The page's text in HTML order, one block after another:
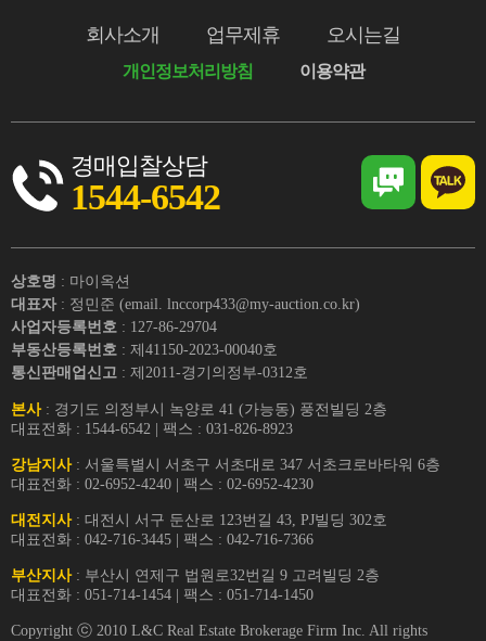
회사소개 업무제휴 오시는길
개인정보처리방침 이용약관
경매입찰상담
1544-6542
상호명 : 마이옥션
대표자 : 정민준 (email. lnccorp433@my-auction.co.kr)
사업자등록번호 : 127-86-29704
부동산등록번호 : 제41150-2023-00040호
통신판매업신고 : 제2011-경기의정부-0312호
본사: 경기도 의정부시 녹양로 41 (가능동) 풍전빌딩 2층
대표전화 : 1544-6542 | 팩스 : 031-826-8923
강남지사: 서울특별시 서초구 서초대로 347 서초크로바타워 6층
대표전화 : 02-6952-4240 | 팩스 : 02-6952-4230
대전지사: 대전시 서구 둔산로 123번길 43, PJ빌딩 302호
대표전화 : 042-716-3445 | 팩스 : 042-716-7366
부산지사: 부산시 연제구 법원로32번길 9 고려빌딩 2층
대표전화 : 051-714-1454 | 팩스 : 051-714-1450
Copyright ⓒ 2010 L&C Real Estate Brokerage Firm Inc. All rights